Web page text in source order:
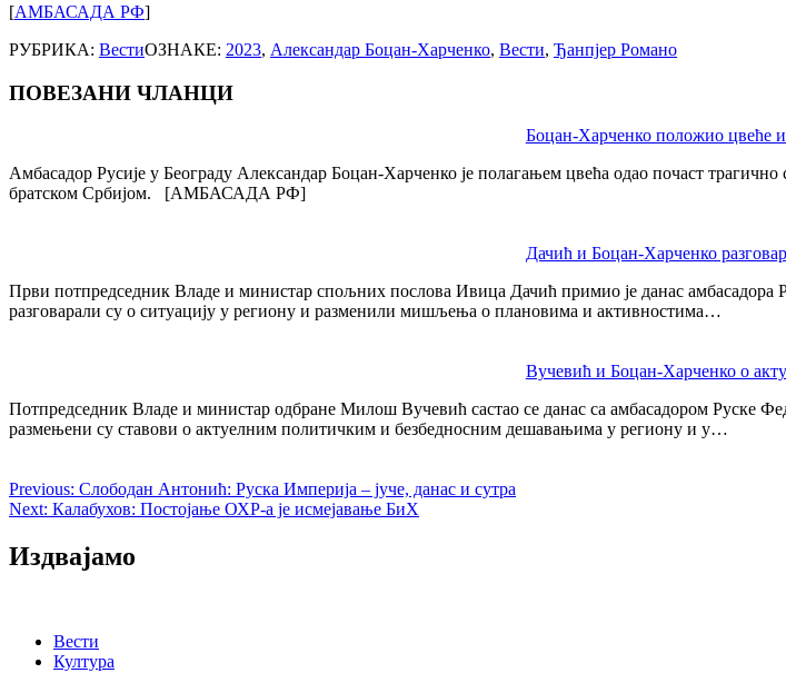
[АМБАСАДА РФ]
РУБРИКА: ВестиОЗНАКЕ: 2023, Александар Боцан-Харченко, Вести, Ђанпјер Романо
ПОВЕЗАНИ ЧЛАНЦИ
Боцан-Харченко положио цвеће
Амбасадор Русије у Београду Александар Боцан-Харченко је полагањем цвећа одао почаст
братском Србијом. [АМБАСАДА РФ]
Дачић и Боцан-Харченко
Први потпредседник Владе и министар спољних послова Ивица Дачић примио је данас
разговарали су о ситуацију у региону и разменили мишљења о плановима и активностима…
Вучевић и Боцан-Харченко о
Потпредседник Владе и министар одбране Милош Вучевић састао се данас са амбасадором Руске
размењени су ставови о актуелним политичким и безбедносним дешавањима у региону и у…
navigation
Previous: Слободан Антонић: Руска Империја – јуче, данас и сутра
Next: Калабухов: Постојање ОХР-а је исмејавање БиХ
Издвајамо
Вести
Култура